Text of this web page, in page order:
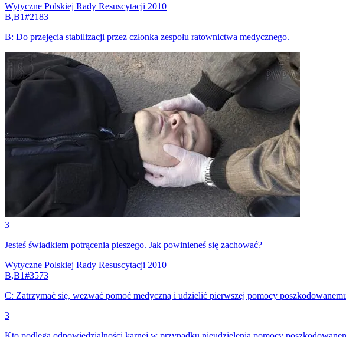
Wytyczne Polskiej Rady Resuscytacji 2010
B,B1#2183
B: Do przejęcia stabilizacji przez członka zespołu ratownictwa medycznego.
3
Jesteś świadkiem potrącenia pieszego. Jak powinieneś się zachować?
Wytyczne Polskiej Rady Resuscytacji 2010
B,B1#3573
C: Zatrzymać się, wezwać pomoć medyczną i udzielić pierwszej pomocy
3